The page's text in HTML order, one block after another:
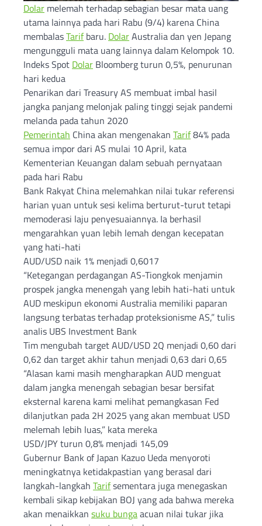
Dolar melemah terhadap sebagian besar mata uang
utama lainnya pada hari Rabu (9/4) karena China
membalasTarifbaru. DolarAustralia dan yen Jepang
mengungguli mata uang lainnya dalam Kelompok 10.
Indeks Spot Dolar Bloomberg turun 0,5%, penurunan
hari kedua
Penarikan dari Treasury AS membuat imbal hasil
jangka panjang melonjak paling tinggi sejak pandemi
melanda pada tahun 2020
Pemerintah China akan mengenakan Tarif84% pada
semua impor dari AS mulai 10 April, kata
Kementerian Keuangan dalam sebuah pernyataan
pada hari Rabu
Bank Rakyat China melemahkan nilai tukar referensi
harian yuan untuk sesi kelima berturut-turut tetapi
memoderasi laju penyesuaiannya. Ia berhasil
mengarahkan yuan lebih lemah dengan kecepatan
yang hati-hati
AUD/USD naik 1% menjadi 0,6017
“Ketegangan perdagangan AS-Tiongkok menjamin
prospek jangka menengah yang lebih hati-hati untuk
AUD meskipun ekonomi Australia memiliki paparan
langsung terbatas terhadap proteksionisme AS,” tulis
analis UBS Investment Bank
Tim mengubah target AUD/USD 2Q menjadi 0,60 dari
0,62 dan target akhir tahun menjadi 0,63 dari 0,65
“Alasan kami masih mengharapkan AUD menguat
dalam jangka menengah sebagian besar bersifat
eksternal karena kami melihat pemangkasan Fed
dilanjutkan pada 2H 2025 yang akan membuat USD
melemah lebih luas,” kata mereka
USD/JPY turun 0,8% menjadi 145,09
Gubernur Bank of Japan Kazuo Ueda menyoroti
meningkatnya ketidakpastian yang berasal dari
langkah-langkah Tarifsementara juga menegaskan
kembali sikap kebijakan BOJ yang ada bahwa mereka
akan menaikkan suku bungaacuan nilai tukar jika